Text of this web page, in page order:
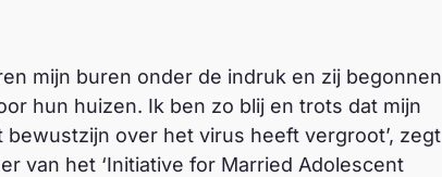
mijn buren onder de indruk en zij begonnen
hun huizen. Ik ben zo blij en trots dat mijn
over het virus heeft vergroot’, zegt
van het ‘Initiative for Married Adolescent